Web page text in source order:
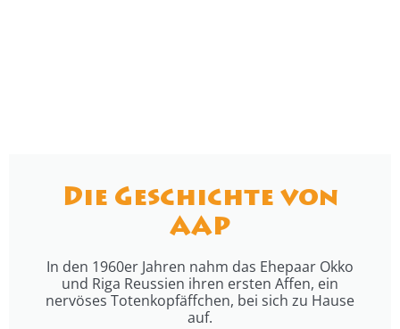
Die Geschichte von
AAP
In den 1960er Jahren nahm das Ehepaar Okko
und Riga Reussien ihren ersten Affen, ein
nervöses Totenkopfäffchen, bei sich zu Hause
auf.